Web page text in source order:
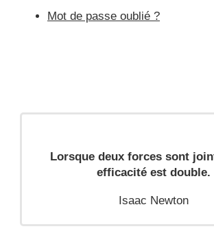
Mot de passe oublié ?
Lorsque deux forces sont
efficacité est double.
Isaac Newton